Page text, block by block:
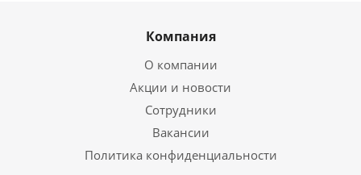
Компания
О компании
Акции и новости
Сотрудники
Вакансии
Политика конфиденциальности